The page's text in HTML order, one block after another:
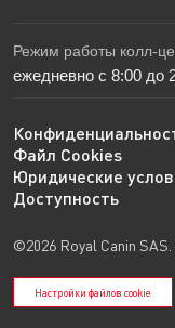
Режим работы колл-
ежедневно с 8:00 до
Файл Cookies
Юридические
Доступность
©2026 Royal Canin
Настройки файлов cookie